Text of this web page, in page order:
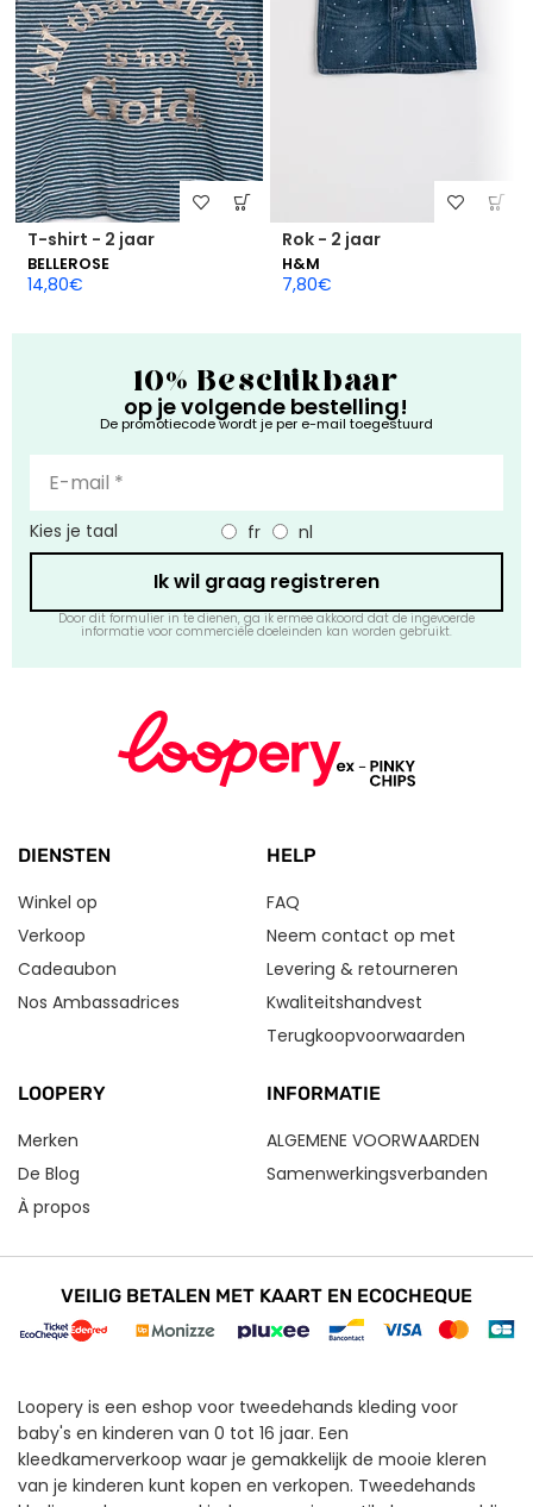
T-shirt - 2 jaar
BELLEROSE
14,80€
Rok - 2 jaar
H&M
7,80€
10% Beschikbaar
op je volgende bestelling!
De promotiecode wordt je per e-mail toegestuurd
Kies je taal fr nl
Ik wil graag registreren
Door dit formulier in te dienen, ga ik ermee akkoord dat de ingevoerde
informatie voor commerciële doeleinden kan worden gebruikt.
DIENSTEN
Winkel op
Verkoop
Cadeaubon
Nos Ambassadrices
HELP
FAQ
Neem contact op met
Levering & retourneren
Kwaliteitshandvest
Terugkoopvoorwaarden
LOOPERY
Merken
De Blog
À propos
INFORMATIE
ALGEMENE VOORWAARDEN
Samenwerkingsverbanden
VEILIG BETALEN MET KAART EN ECOCHEQUE
Loopery is een eshop voor tweedehands kleding voor
baby's en kinderen van 0 tot 16 jaar. Een
kleedkamerverkoop waar je gemakkelijk de mooie kleren
van je kinderen kunt kopen en verkopen. Tweedehands